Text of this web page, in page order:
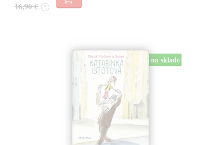
16,90 € ?
na sklade